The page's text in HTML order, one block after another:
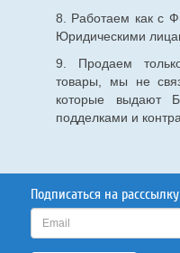
8. Работаем как с
Юридическими
9. Продаем
товары, мы не
которые выдают
подделками и
Подписаться на расссылку